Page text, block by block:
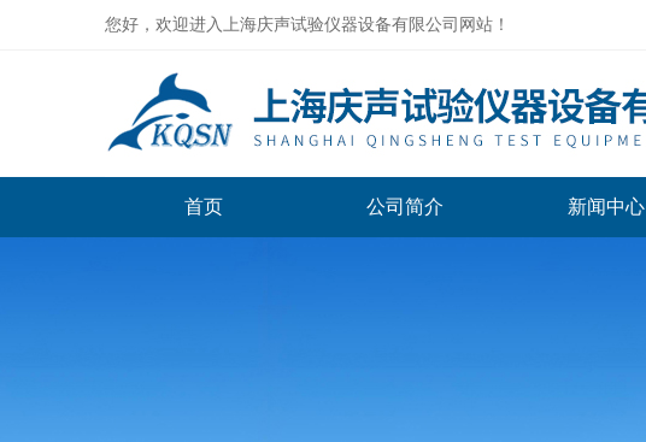
您好，欢迎进入上海庆声试验仪器设备有限公司网站！
首页 公司简介 新闻中心